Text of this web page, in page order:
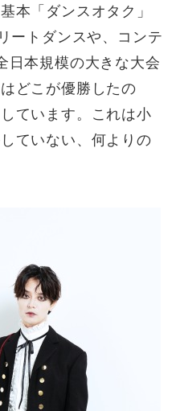
本「ダンスオタク」
ートダンスや、コンテ
日本規模の大きな大会
どこが優勝したの
ています。これは小
ていない、何よりの